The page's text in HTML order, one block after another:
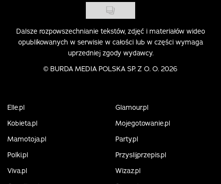
Dalsze rozpowszechnianie tekstów, zdjęć i materiałów wideo
opublikowanych w serwisie w całości lub w części wymaga
uprzedniej zgody wydawcy.
© BURDA MEDIA POLSKA SP. Z O. O. 2026
Elle.pl
Glamour.pl
Kobieta.pl
Mojegotowanie.pl
Mamotoja.pl
Party.pl
Polki.pl
Przyslijprzepis.pl
Viva.pl
Wizaz.pl